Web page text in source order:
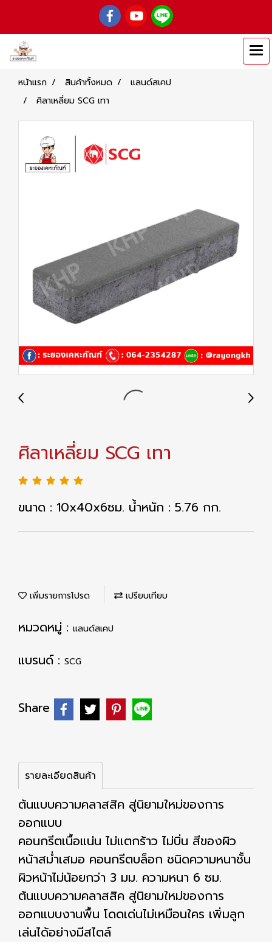
หน้าแรก สินค้าทั้งหมด
แลนด์สเคป
ศิลาเหลี่ยม SCG เทา
ศิลาเหลี่ยม SCG เทา
ขนาด : 10x40x6ซม. น้ำหนัก : 5.76 กก.
เพิ่มรายการโปรด เปรียบเทียบ
หมวดหมู่ : แลนด์สเคป
แบรนด์ : SCG
Share
รายละเอียดสินค้า
ต้นแบบความคลาสสิค สู่นิยามใหม่ของการ
ออกแบบ
คอนกรีตเนื้อแน่น ไม่แตกร้าว ไม่บิ่น สีของผิว
หน้าสม่ำเสมอ คอนกรีตบล็อก ชนิดความหนาชั้น
ผิวหน้าไม่น้อยกว่า 3 มม. ความหนา 6 ซม.
ต้นแบบความคลาสสิค สู่นิยามใหม่ของการ
ออกแบบงานพื้น โดดเด่นไม่เหมือนใคร เพิ่มลูก
เล่นได้อย่างมีสไตล์